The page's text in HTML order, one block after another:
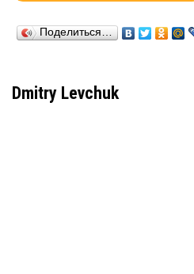
Поделиться…
Dmitry Levchuk